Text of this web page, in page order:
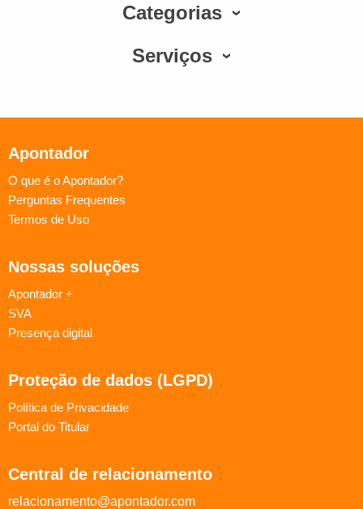
Categorias
Serviços
Apontador
O que é o Apontador?
Perguntas Frequentes
Termos de Uso
Nossas soluções
Apontador +
SVA
Presença digital
Proteção de dados (LGPD)
Política de Privacidade
Portal do Titular
Central de relacionamento
relacionamento@apontador.com